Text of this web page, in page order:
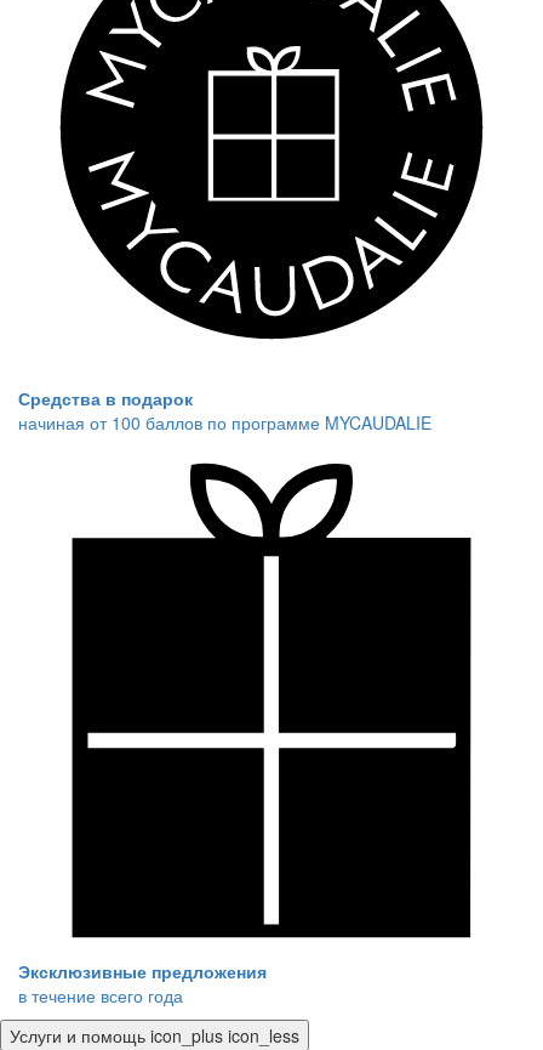
Средства в подарок
начиная от 100 баллов по программе MYCAUDALIE
Эксклюзивные предложения
в течение всего года
Услуги и помощь icon_plus icon_less